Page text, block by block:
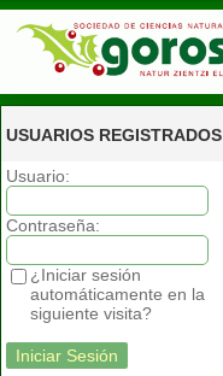
USUARIOS REGISTRADOS
Usuario:
Contraseña:
¿Iniciar sesión
automáticamente en la
siguiente visita?